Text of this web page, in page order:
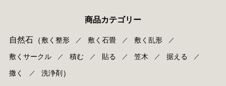
商品カテゴリー
自然石（敷く整形／ 敷く石畳／ 敷く乱形／
敷くサークル／ 積む／ 貼る ／ 笠木 ／ 据える ／
撒く ／ 洗浄剤）